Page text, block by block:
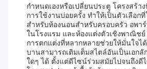
กำหนดเองหรือเปลี่ยนประตู โครงสร้า
การใช้งานบ่อยครั้ง ทำให้เป็นตัวเลือก
สำหรับห้องนอนสำหรับครอบครัว อพา
ในโรงแรม และห้องแต่งตัวเชิงพาณิช
การตกแต่งที่หลากหลายช่วยให้มั่นใจไ
บานสามารถเติมเต็มสไตล์อันเป็นเอก
ใดๆ ได้ ตั้งแต่ดีไซน์ร่วมสมัยไปจนถึงดี